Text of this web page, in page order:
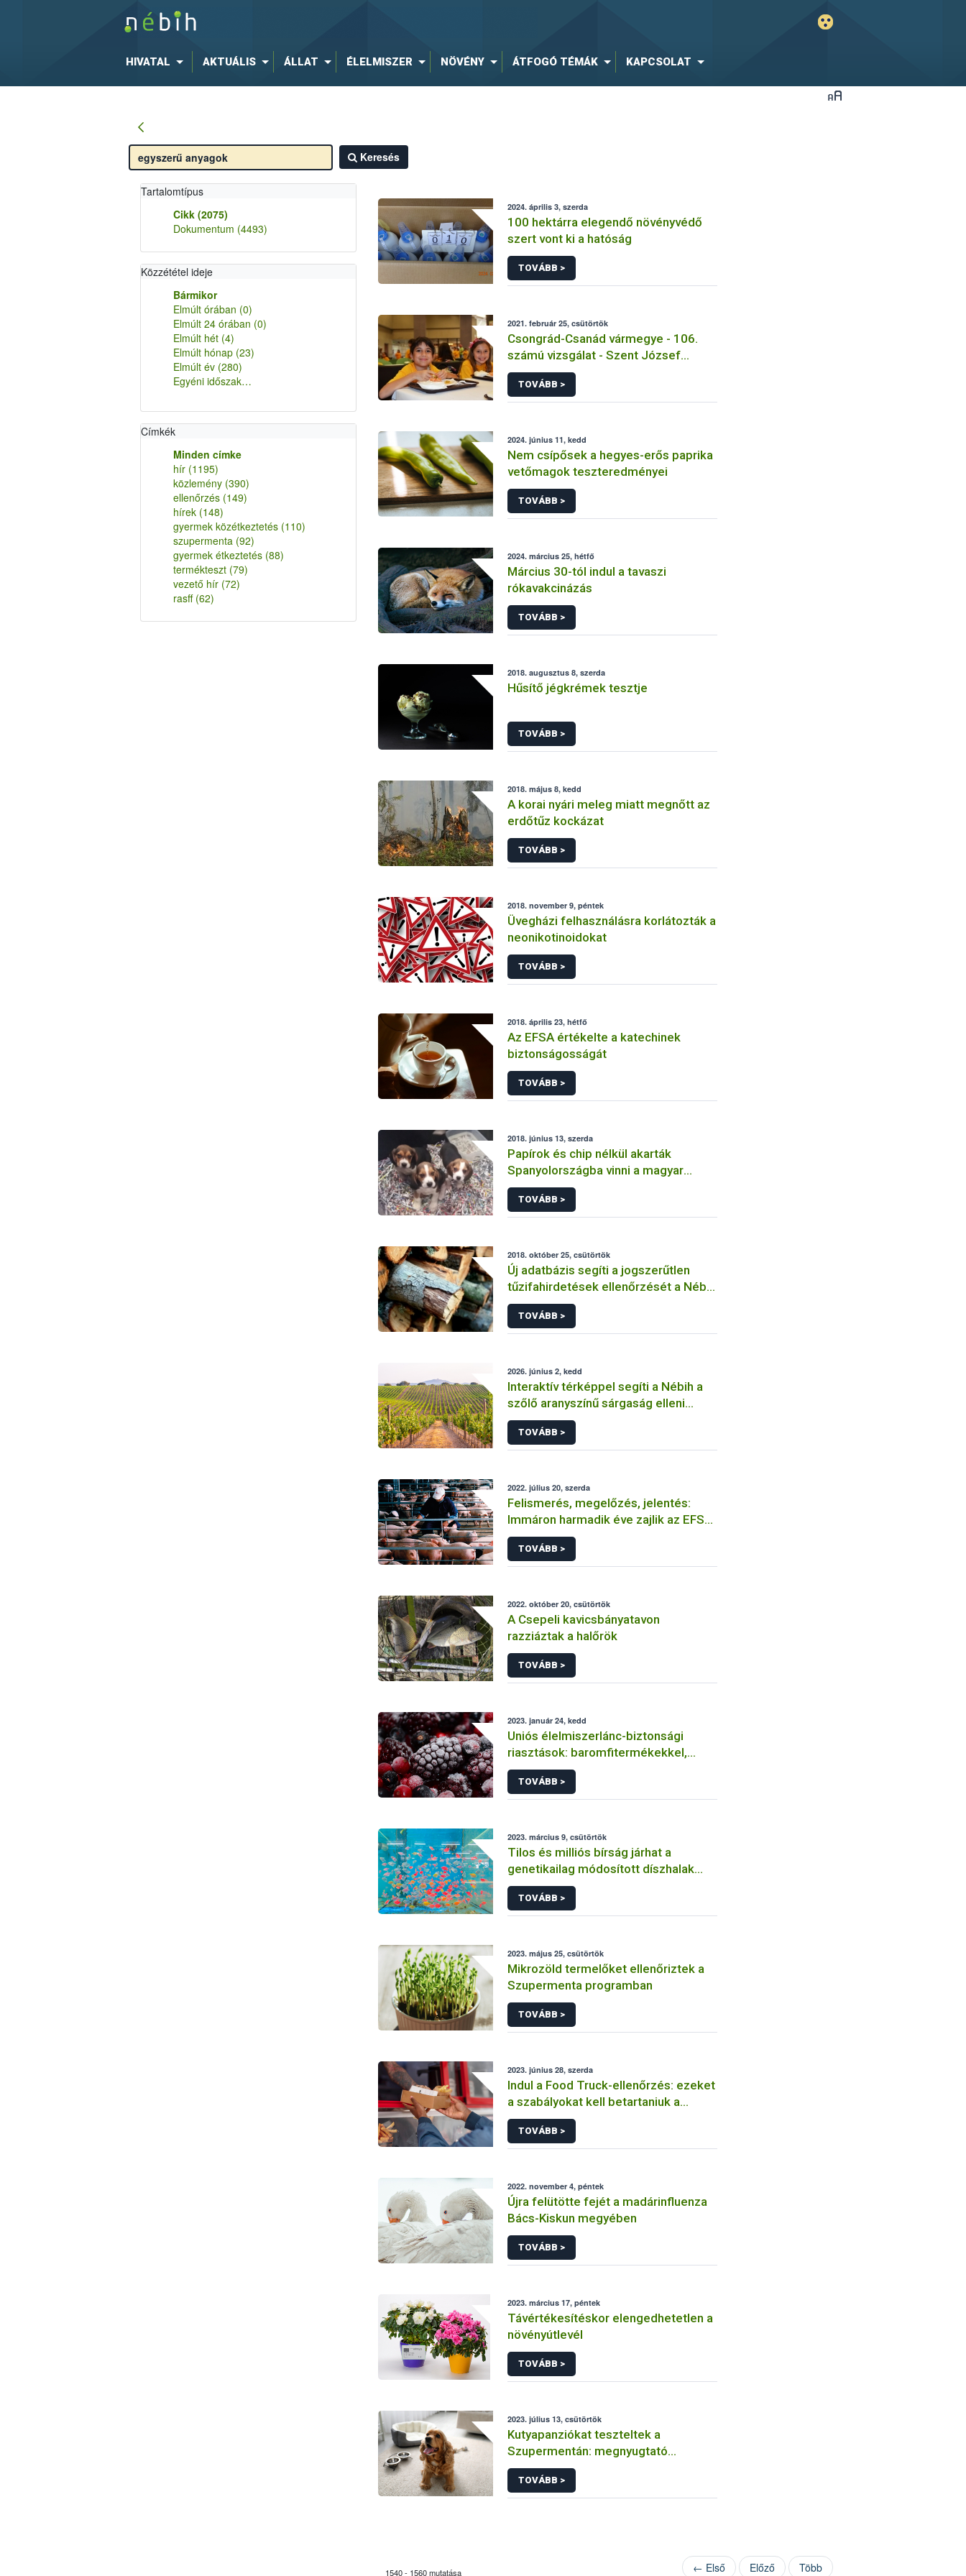
HIVATAL AKTUÁLIS ÁLLAT ÉLELMISZER NÖVÉNY ÁTFOGÓ TÉMÁK KAPCSOLAT
Keresés
Tartalomtípus
Cikk (2075)
Dokumentum (4493)
Közzététel ideje
Bármikor
Elmúlt órában (0)
Elmúlt 24 órában (0)
Elmúlt hét (4)
Elmúlt hónap (23)
Elmúlt év (280)
Egyéni időszak…
Címkék
Minden címke
hír (1195)
közlemény (390)
ellenőrzés (149)
hírek (148)
gyermek közétkeztetés (110)
szupermenta (92)
gyermek étkeztetés (88)
termékteszt (79)
vezető hír (72)
rasff (62)
2024. április 3, szerda
100 hektárra elegendő növényvédő
szert vont ki a hatóság
TOVÁBB >
2021. február 25, csütörtök
Csongrád-Csanád vármegye - 106.
számú vizsgálat - Szent József
Katolikus Általános Iskola
Tálalókonyha - Hódmezővásárhely
TOVÁBB >
2024. június 11, kedd
Nem csípősek a hegyes-erős paprika
vetőmagok teszteredményei
TOVÁBB >
2024. március 25, hétfő
Március 30-tól indul a tavaszi
rókavakcinázás
TOVÁBB >
2018. augusztus 8, szerda
Hűsítő jégkrémek tesztje
TOVÁBB >
2018. május 8, kedd
A korai nyári meleg miatt megnőtt az
erdőtűz kockázat
TOVÁBB >
2018. november 9, péntek
Üvegházi felhasználásra korlátozták a
neonikotinoidokat
TOVÁBB >
2018. április 23, hétfő
Az EFSA értékelte a katechinek
biztonságosságát
TOVÁBB >
2018. június 13, szerda
Papírok és chip nélkül akarták
Spanyolországba vinni a magyar
kölyökkutyákat
TOVÁBB >
2018. október 25, csütörtök
Új adatbázis segíti a jogszerűtlen
tűzifahirdetések ellenőrzését a Nébih
honlapján
TOVÁBB >
2026. június 2, kedd
Interaktív térképpel segíti a Nébih a
szőlő aranyszínű sárgaság elleni
védekezést
TOVÁBB >
2022. július 20, szerda
Felismerés, megelőzés, jelentés:
Immáron harmadik éve zajlik az EFSA
afrikai sertéspestis tájékoztató
kampánya
TOVÁBB >
2022. október 20, csütörtök
A Csepeli kavicsbányatavon
razziáztak a halőrök
TOVÁBB >
2023. január 24, kedd
Uniós élelmiszerlánc-biztonsági
riasztások: baromfitermékekkel,
zöldségekkel és gyümölcsökkel volt a
legtöbb gond
TOVÁBB >
2023. március 9, csütörtök
Tilos és milliós bírság járhat a
genetikailag módosított díszhalak
értékesítéséért
TOVÁBB >
2023. május 25, csütörtök
Mikrozöld termelőket ellenőriztek a
Szupermenta programban
TOVÁBB >
2023. június 28, szerda
Indul a Food Truck-ellenőrzés: ezeket
a szabályokat kell betartaniuk a
büfékocsi üzemeltetőknek
TOVÁBB >
2022. november 4, péntek
Újra felütötte fejét a madárinfluenza
Bács-Kiskun megyében
TOVÁBB >
2023. március 17, péntek
Távértékesítéskor elengedhetetlen a
növényútlevél
TOVÁBB >
2023. július 13, csütörtök
Kutyapanziókat teszteltek a
Szupermentán: megnyugtató
eredmények születtek
TOVÁBB >
1540 - 1560 mutatása ← Első Előző Több